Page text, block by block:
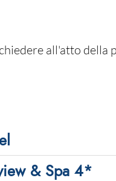
all'atto della
& Spa 4*